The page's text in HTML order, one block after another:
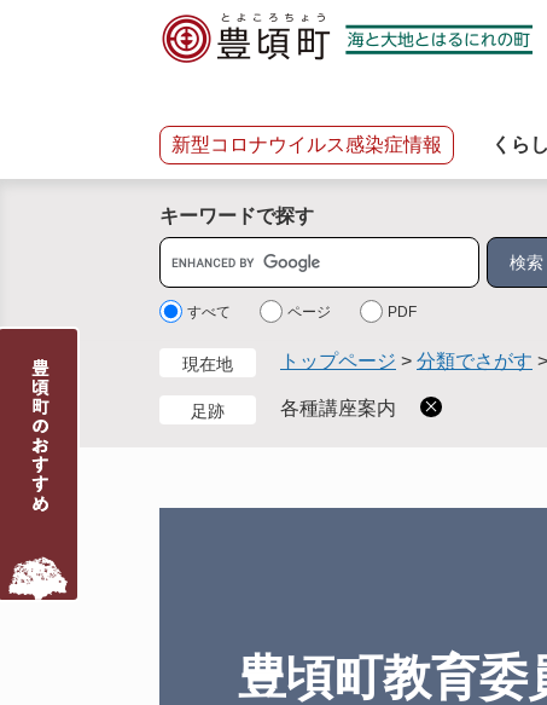
へ
新型コロナウイルス感染症情報 くら
キーワードで探す
サ
イ
ト すべて ページ PDF
現在地 トップページ > 分類でさがす >
足跡 各種講座案内
豊頃町教育委